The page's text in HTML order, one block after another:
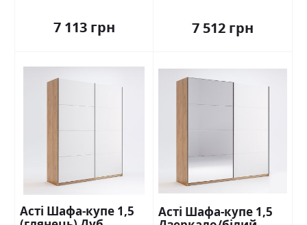
7 113 грн 7 512 грн
Асті Шафа-купе 1,5
Асті Шафа-купе 1,5